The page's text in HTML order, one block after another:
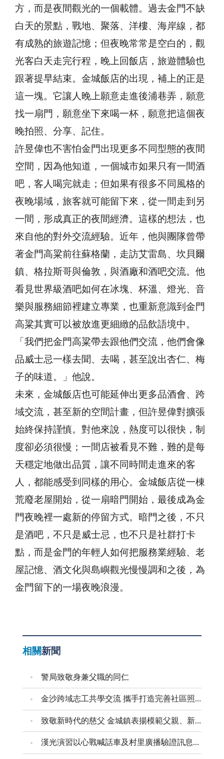
方，而是夜間觀光的一個載體。過去金門不缺
白天的景點，戰地、聚落、洋樓、海岸線，都
有成熟的旅遊記憶；但夜晚常常是空白的，觀
光客白天走完行程，晚上回飯店，旅遊體驗也
跟著提早結束。金城飯店的出現，補上的正是
這一塊。它讓人晚上願意走進後浦巷弄，願意
找一扇門，願意坐下來喝一杯，願意把這個夜
晚拍照、分享、記住。
許昱偉也不害怕金門出現更多不同型態的夜間
空間，因為他知道，一個城市如果只有一間酒
吧，客人喝完就走；但如果有很多不同風格的
夜晚場域，旅客就可能留下來，從一間走到另
一間，形成真正的夜間經濟。這樣的想法，也
來自他的對外交流經驗。近年，他與團隊曾帶
著金門高粱前往蘇格蘭，走訪艾雷島、坎貝爾
鎮、格拉斯哥與倫敦，與酒廠和酒吧交流。他
看見世界級酒吧如何在冰塊、杯溫、燈光、音
樂與服務細節裡建立專業，也重新意識到金門
高粱其實可以被放進更細緻的品飲語境中。
「我們把金門高粱帶去跟他們交流，他們會像
品威士忌一樣去聞、去喝，甚至說出杏仁、梅
子的味道。」他說。
未來，金城飯店也可能延伸出更多品酒會、跨
域交流，甚至新的空間計畫，但許昱偉對擴張
始終保持謹慎。對他來說，熱度可以很快，制
度卻必須很慢；一間店被看見不難，難的是每
天穩定地做出品質，讓不同時間走進來的客
人，都能感受到同樣的用心。金城飯店從一棟
荒廢老屋開始，從一扇暗門開始，最後成為金
門夜晚裡一處新的停留方式。暗門之後，不只
是酒吧，不只是威士忌，也不只是社群打卡
點，而是金門的年輕人如何把服務業經驗、老
屋記憶、酒文化與島嶼觀光慢慢調和之後，為
金門留下的一場夜晚浪漫。
相關新聞
警局致敬身兼父職的同仁
金沙跨域志工共學交流 攜手打造完善社區照顧網絡
致敬新時代的慈父 金城鎮表揚模範父親、新好爸爸
漢光演習以心戰喊話車及村里廣播驗證訊息傳遞效能